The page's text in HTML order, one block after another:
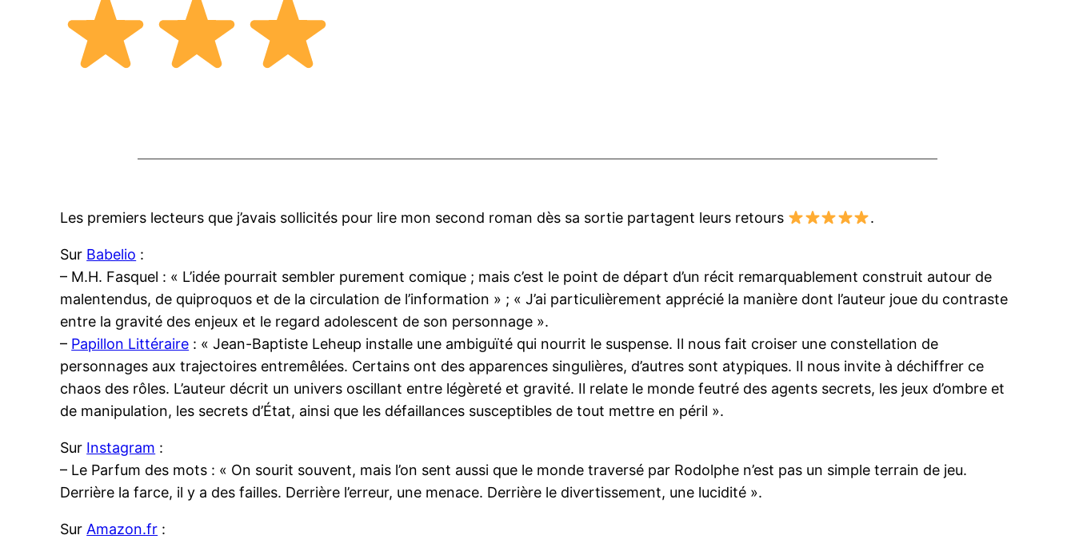
Les premiers lecteurs que j’avais sollicités pour lire mon second roman dès sa sortie partagent leurs retours .
Sur Babelio :
– M.H. Fasquel : « L’idée pourrait sembler purement comique ; mais c’est le point de départ d’un récit remarquablement construit autour de
malentendus, de quiproquos et de la circulation de l’information » ; « J’ai particulièrement apprécié la manière dont l’auteur joue du contraste
entre la gravité des enjeux et le regard adolescent de son personnage ».
– Papillon Littéraire : « Jean-Baptiste Leheup installe une ambiguïté qui nourrit le suspense. Il nous fait croiser une constellation de
personnages aux trajectoires entremêlées. Certains ont des apparences singulières, d’autres sont atypiques. Il nous invite à déchiffrer ce
chaos des rôles. L’auteur décrit un univers oscillant entre légèreté et gravité. Il relate le monde feutré des agents secrets, les jeux d’ombre et
de manipulation, les secrets d’État, ainsi que les défaillances susceptibles de tout mettre en péril ».
Sur Instagram :
– Le Parfum des mots : « On sourit souvent, mais l’on sent aussi que le monde traversé par Rodolphe n’est pas un simple terrain de jeu.
Derrière la farce, il y a des failles. Derrière l’erreur, une menace. Derrière le divertissement, une lucidité ».
SurAmazon.fr :